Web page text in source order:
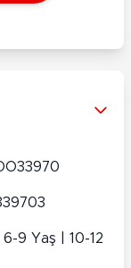
9 Yaş | 10-12